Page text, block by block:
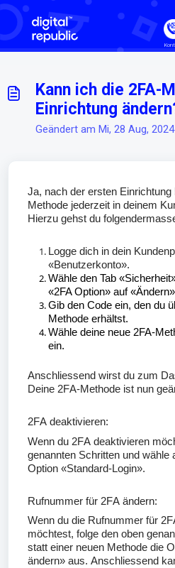
Kann ich die 2FA-
Einrichtung
Geändert am Mi, 28 Aug,
Ja, nach der ersten
Methode jederzeit in deinem
Hierzu gehst du
Logge dich in dein
«Benutzerkonto».
Wähle den Tab
«2FA Option» auf
Gib den Code ein, den du
Methode erhältst.
Wähle deine neue 2FA-
ein.
Anschliessend wirst du zum
Deine 2FA-Methode ist nun
2FA deaktivieren:
Wenn du 2FA deaktivieren
genannten Schritten und wähle
Option «Standard-Login».
Rufnummer für 2FA ändern:
Wenn du die Rufnummer für
möchtest, folge den oben
statt einer neuen Methode die
ändern» aus. Anschliessend